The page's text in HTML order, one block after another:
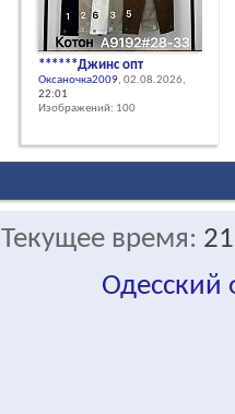
******Джинс опт
Оксаночка2009, 02.08.2026,
22:01
Изображений: 100
Текущее время:
Одесский